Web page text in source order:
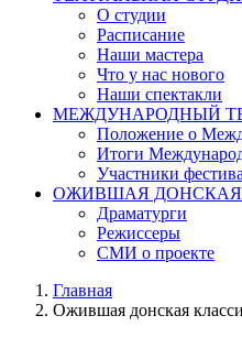
О студии
Расписание
Наши мастера
Что у нас нового
Наши спектакли
МЕЖДУНАРОДНЫЙ
Положение о
Итоги
Участники
ОЖИВШАЯ ДОНСКАЯ
Драматурги
Режиссеры
СМИ о проекте
Главная
Ожившая донская